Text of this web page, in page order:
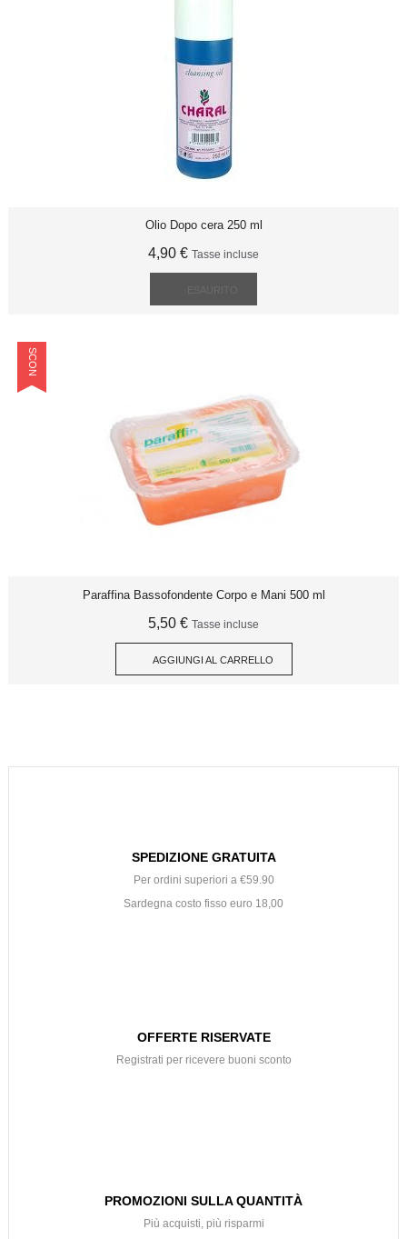
Olio Dopo cera 250 ml
4,90 € Tasse incluse
SCONTO
Paraffina Bassofondente Corpo e Mani 500 ml
5,50 € Tasse incluse
AGGIUNGI AL CARRELLO
SPEDIZIONE GRATUITA
Per ordini superiori a €59.90
Sardegna costo fisso euro 18,00
OFFERTE RISERVATE
Registrati per ricevere buoni sconto
PROMOZIONI SULLA QUANTITÀ
Più acquisti, più risparmi